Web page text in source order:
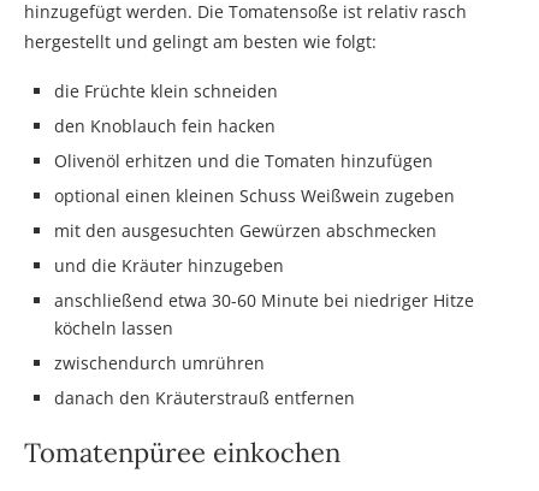
hinzugefügt werden. Die Tomatensoße ist relativ rasch
hergestellt und gelingt am besten wie folgt:
die Früchte klein schneiden
den Knoblauch fein hacken
Olivenöl erhitzen und die Tomaten hinzufügen
optional einen kleinen Schuss Weißwein zugeben
mit den ausgesuchten Gewürzen abschmecken
und die Kräuter hinzugeben
anschließend etwa 30-60 Minute bei niedriger Hitze
köcheln lassen
zwischendurch umrühren
danach den Kräuterstrauß entfernen
Tomatenpüree einkochen